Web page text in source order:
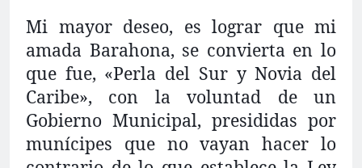
Mi mayor deseo, es lograr que mi
amada Barahona, se convierta en lo
que fue, «Perla del Sur y Novia del
Caribe», con la voluntad de un
Gobierno Municipal, presididas por
munícipes que no vayan hacer lo